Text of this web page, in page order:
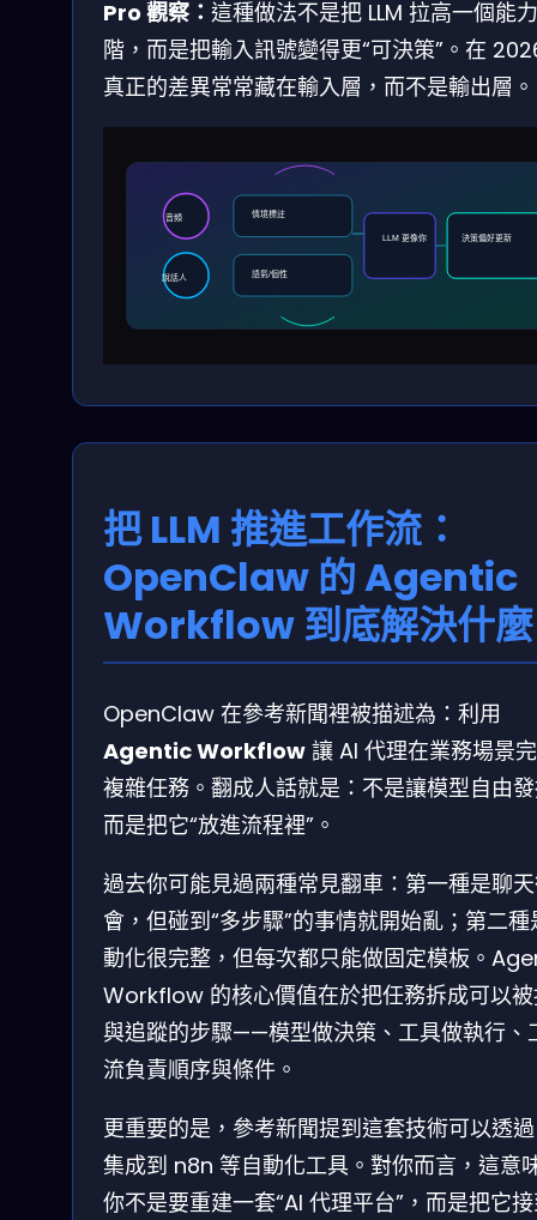
Pro 觀察： 這種做法不是把 LLM 拉高一個能力
階，而是把輸入訊號變得更“可決策”。在
真正的差異常常藏在輸入層，而不是輸出層。
音頻
說話人
情境標註
語氣/個性
LLM 更像你 決策偏好更新
把 LLM 推進工作流：
OpenClaw 的 Agentic
Workflow 到底解決什
OpenClaw 在參考新聞裡被描述為：利用
Agentic Workflow 讓 AI 代理在業務場景
複雜任務。翻成人話就是：不是讓模型自由
而是把它“放進流程裡”。
過去你可能見過兩種常見翻車：第一種是聊
會，但碰到“多步驟”的事情就開始亂；第二種
動化很完整，但每次都只能做固定模板。
Workflow 的核心價值在於把任務拆成可以
與追蹤的步驟——模型做決策、工具做執行、
流負責順序與條件。
更重要的是，參考新聞提到這套技術可以透
集成到 n8n 等自動化工具。對你而言，這意
你不是要重建一套“AI 代理平台”，而是把它